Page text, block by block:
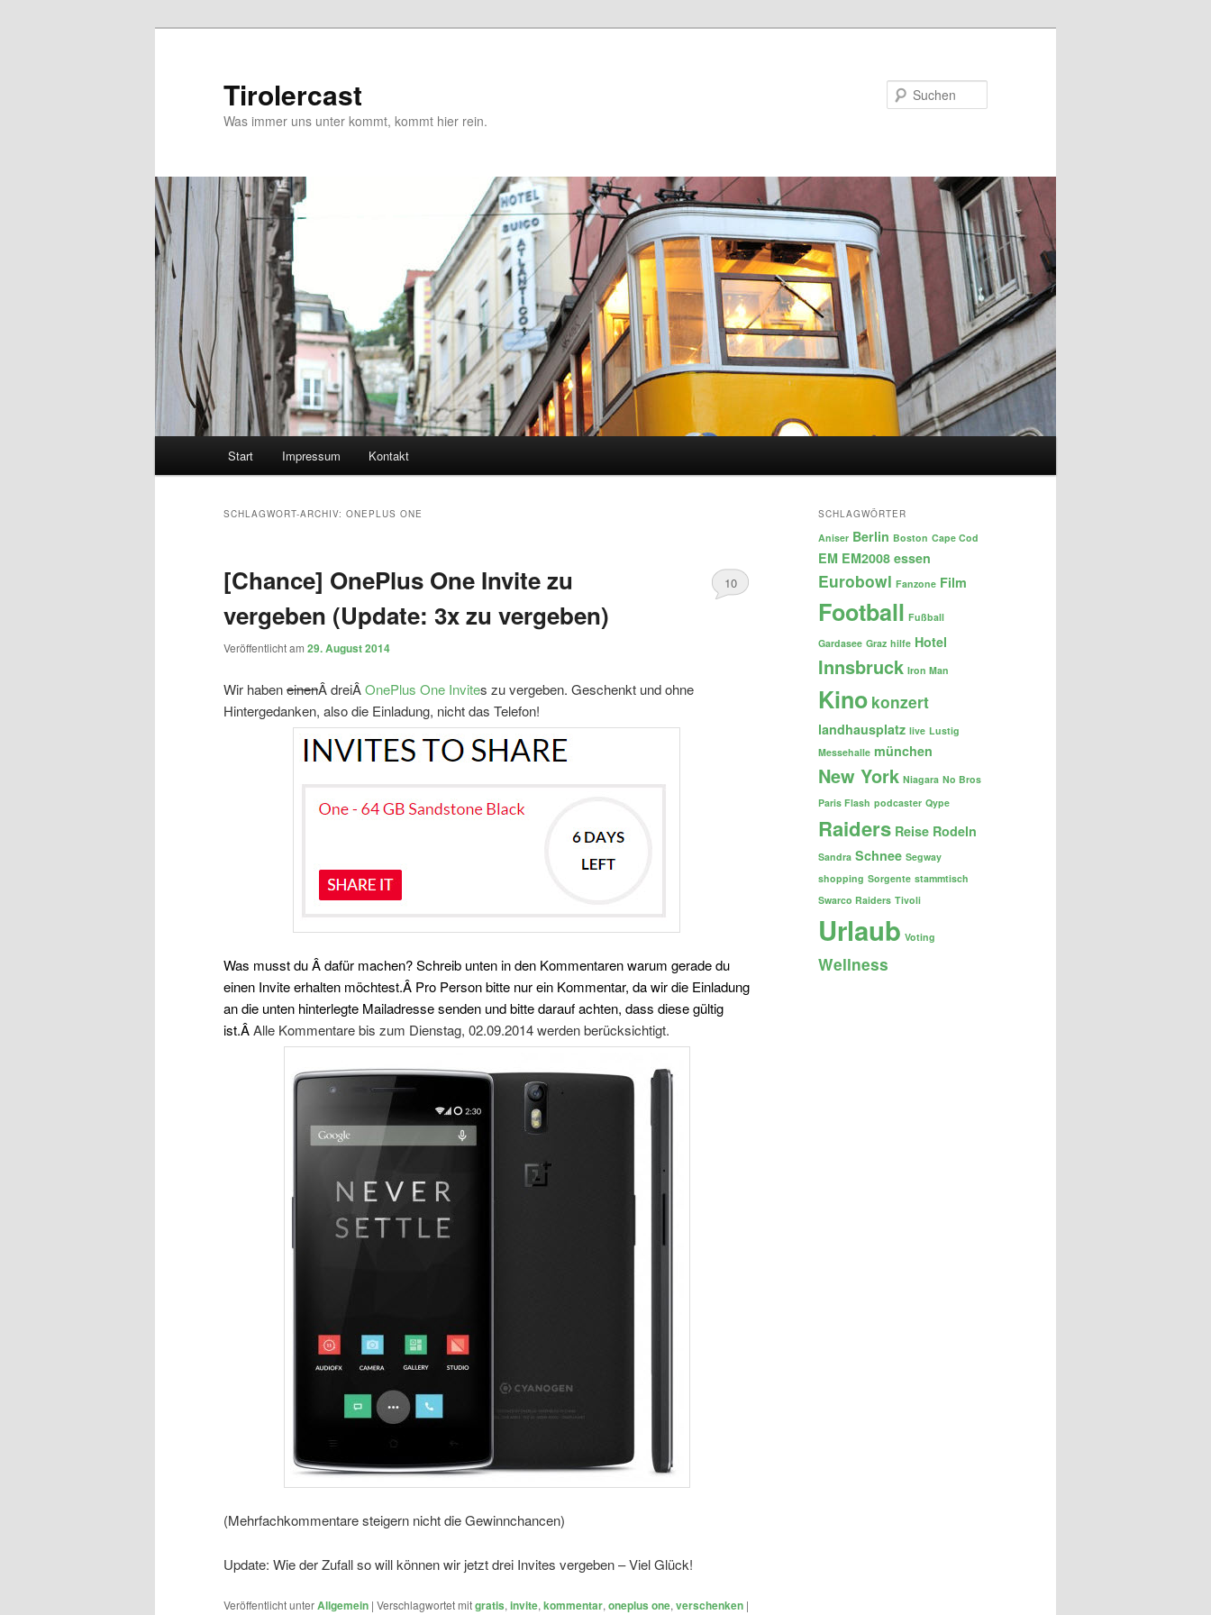
Tirolercast
Was immer uns unter kommt, kommt hier rein.
Start Impressum Kontakt
SCHLAGWORT-ARCHIV: ONEPLUS ONE
[Chance] OnePlus One Invite zu
vergeben (Update: 3x zu vergeben)
Veröffentlicht am 29. August 2014
10
Wir habeneinenÂ dreiÂOnePlus One Invites zu vergeben. Geschenkt und ohne
Hintergedanken, also die Einladung, nicht das Telefon!
Was musst du Â dafür machen? Schreib unten in den Kommentaren warum gerade du
einen Invite erhalten möchtest.Â Pro Person bitte nur ein Kommentar, da wir die Einladung
an die unten hinterlegte Mailadresse senden und bitte darauf achten, dass diese gültig
ist.ÂAlle Kommentare bis zum Dienstag, 02.09.2014 werden berücksichtigt.
(Mehrfachkommentare steigern nicht die Gewinnchancen)
Update: Wie der Zufall so will können wir jetzt drei Invites vergeben – Viel Glück!
Veröffentlicht unterAllgemein | Verschlagwortet mitgratis, invite, kommentar, oneplus one, verschenken |
SCHLAGWÖRTER
Aniser Berlin Boston Cape Cod
EM EM2008 essen
Eurobowl Fanzone Film
Football Fußball
Gardasee Graz hilfe Hotel
Innsbruck Iron Man
Kino konzert
landhausplatz live Lustig
Messehalle münchen
New York Niagara No Bros
Paris Flash podcaster Qype
Raiders Reise Rodeln
Sandra Schnee Segway
shopping Sorgente stammtisch
Swarco Raiders Tivoli
Urlaub Voting
Wellness